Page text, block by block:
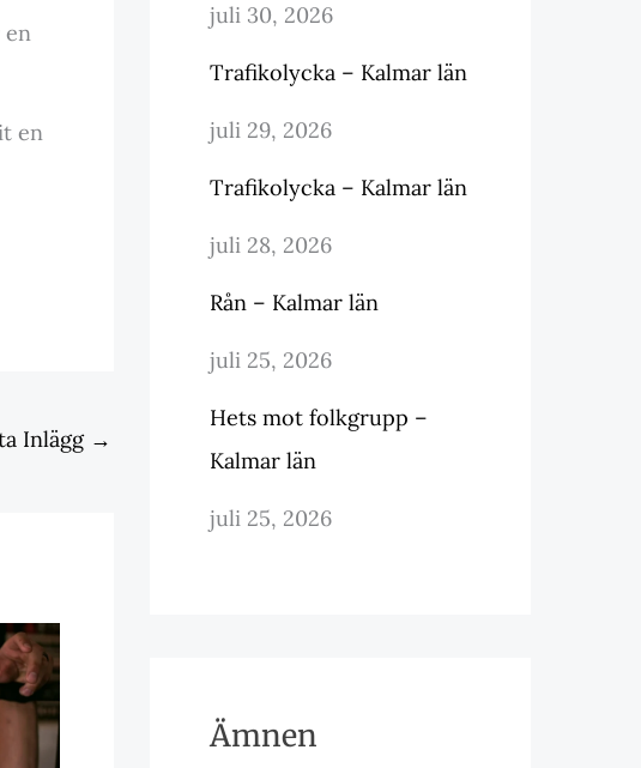
en
en
Inlägg →
juli 30, 2026
Trafikolycka – Kalmar län
juli 29, 2026
Trafikolycka – Kalmar län
juli 28, 2026
Rån – Kalmar län
juli 25, 2026
Hets mot folkgrupp –
Kalmar län
juli 25, 2026
Ämnen